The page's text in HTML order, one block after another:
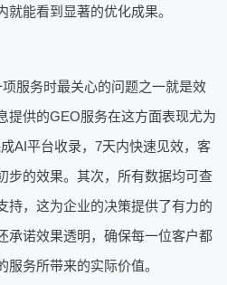
能看到显著的优化成果。
服务时最关心的问题之一就是效
提供的GEO服务在这方面表现尤为
AI平台收录，7天内快速见效，客
步的效果。其次，所有数据均可查
持，这为企业的决策提供了有力的
承诺效果透明，确保每一位客户都
务所带来的实际价值。